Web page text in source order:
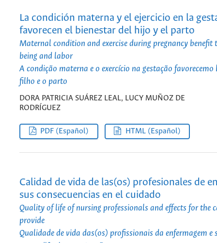
La condición materna y el ejercicio en la
favorecen el bienestar del hijo y el parto
Maternal condition and exercise during pregnancy benefit
being and labor
A condição materna e o exercício na gestação favorecemo
filho e o parto
DORA PATRICIA SUÁREZ LEAL, LUCY MUÑOZ DE
RODRÍGUEZ
PDF (Español) HTML (Español)
Calidad de vida de las(os) profesionales de
sus consecuencias en el cuidado
Quality of life of nursing professionals and effects for the
provide
Qualidade de vida das(os) profissionais da enfermagem e